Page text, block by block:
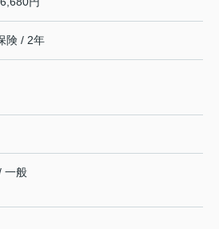
険 / 2年
一般